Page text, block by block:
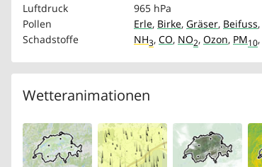
Luftdruck
965 hPa
Pollen
Erle, Birke, Gräser, Beifuss,
Schadstoffe
NH3, CO, NO2, Ozon, PM10,
Wetteranimationen